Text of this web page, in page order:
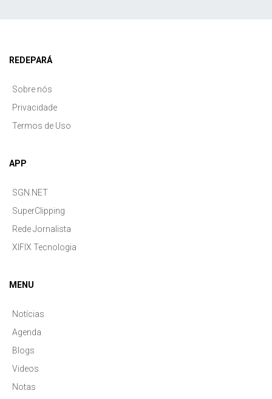
REDEPARÁ
Sobre nós
Privacidade
Termos de Uso
APP
SGN.NET
SuperClipping
Rede Jornalista
XIFIX Tecnologia
MENU
Notícias
Agenda
Blogs
Videos
Notas